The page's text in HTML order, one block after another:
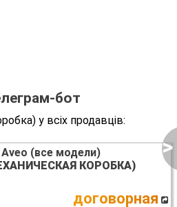
>
бот
у всіх продавців:
(все модели)
КОРОБКА)
договорная